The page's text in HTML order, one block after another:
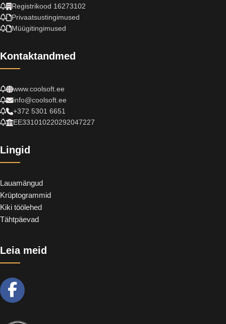
Registrikood 16273102
Privaatsustingimused
Müügitingimused
Kontaktandmed
www.coolsoft.ee
info@coolsoft.ee
+372 5301 6651
EE331010220292047227
Lingid
Lauamängud
Krüptogrammid
Kiki töölehed
Tähtpäevad
Leia meid